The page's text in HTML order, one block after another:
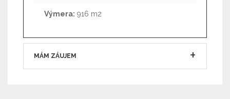
Výmera: 916 m2
MÁM ZÁUJEM